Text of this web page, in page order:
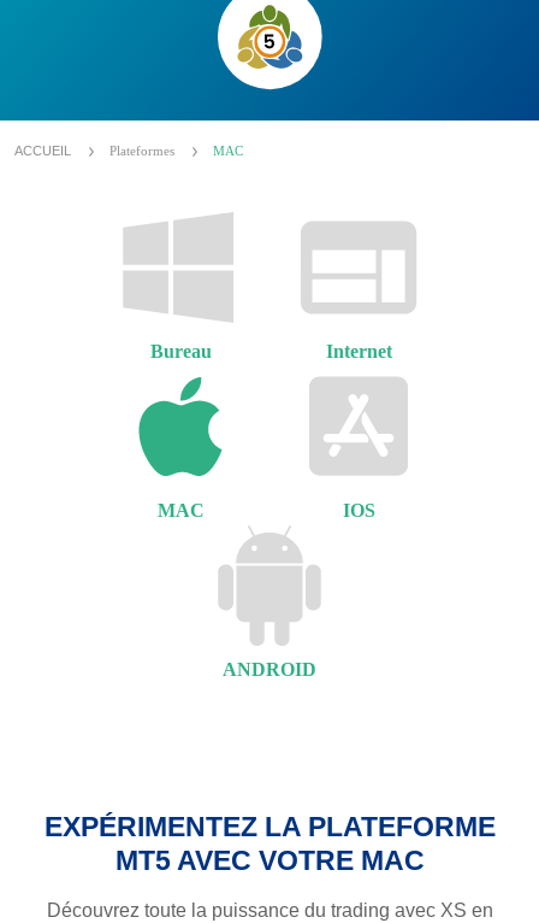
ACCUEIL Plateformes MAC
Bureau Internet
MAC IOS
ANDROID
EXPÉRIMENTEZ LA PLATEFORME
MT5 AVEC VOTRE MAC
Découvrez toute la puissance du trading avec XS en